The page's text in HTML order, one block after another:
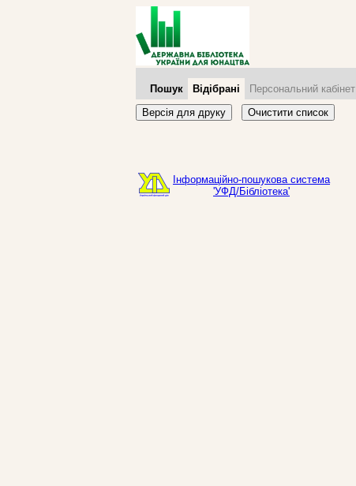
Пошук Відібрані Персональний кабінет
Версія для друку Очистити список
Інформаційно-пошукова система
'УФД/Бібліотека'